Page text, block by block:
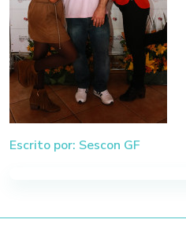
Escrito por: Sescon GF